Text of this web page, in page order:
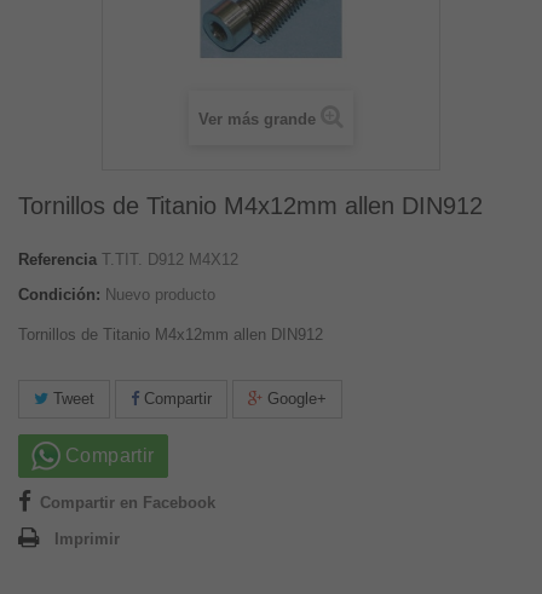
Ver más grande
Tornillos de Titanio M4x12mm allen DIN912
Referencia T.TIT. D912 M4X12
Condición: Nuevo producto
Tornillos de Titanio M4x12mm allen DIN912
Tweet Compartir Google+
Compartir
Compartir en Facebook
Imprimir